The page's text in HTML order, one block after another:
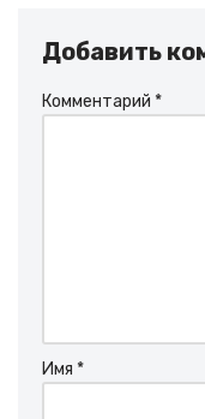
Добавить
Комментарий *
Имя *